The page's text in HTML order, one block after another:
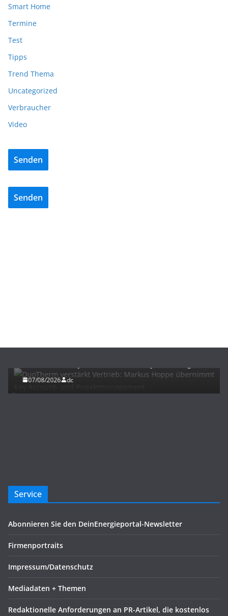
Smart Home
Termine
Test
Tipps
Trend Thema
Uncategorized
Verbraucher
Video
Senden
Senden
07/08/2026 dc
Service
Abonnieren Sie den DeinEnergieportal-Newsletter
Firmenportraits
Impressum/Datenschutz
Mediadaten + Themen
Redaktionelle Anforderungen an PR-Artikel, die kostenlos